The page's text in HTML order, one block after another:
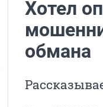
Хотел
обмана